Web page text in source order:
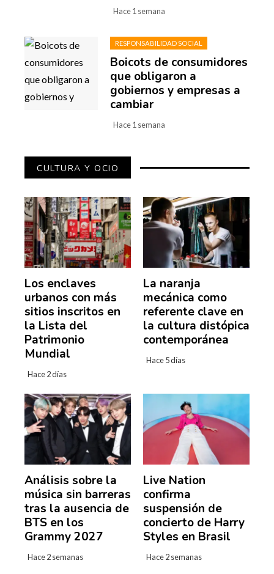
Hace 1 semana
RESPONSABILIDAD SOCIAL
Boicots de consumidores
que obligaron a
gobiernos y empresas a
cambiar
Hace 1 semana
CULTURA Y OCIO
Los enclaves
urbanos con más
sitios inscritos en
la Lista del
Patrimonio
Mundial
Hace 2 días
La naranja
mecánica como
referente clave en
la cultura distópica
contemporánea
Hace 5 días
Análisis sobre la
música sin barreras
tras la ausencia de
BTS en los
Grammy 2027
Hace 2 semanas
Live Nation
confirma
suspensión de
concierto de Harry
Styles en Brasil
Hace 2 semanas